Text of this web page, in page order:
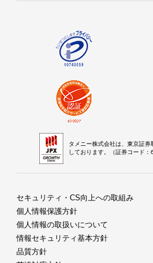
タメニー株式会社は、東京証
しております。（証券コード：
セキュリティ・CS向上への取組み
個人情報保護方針
個人情報の取扱いについて
情報セキュリティ基本方針
品質方針